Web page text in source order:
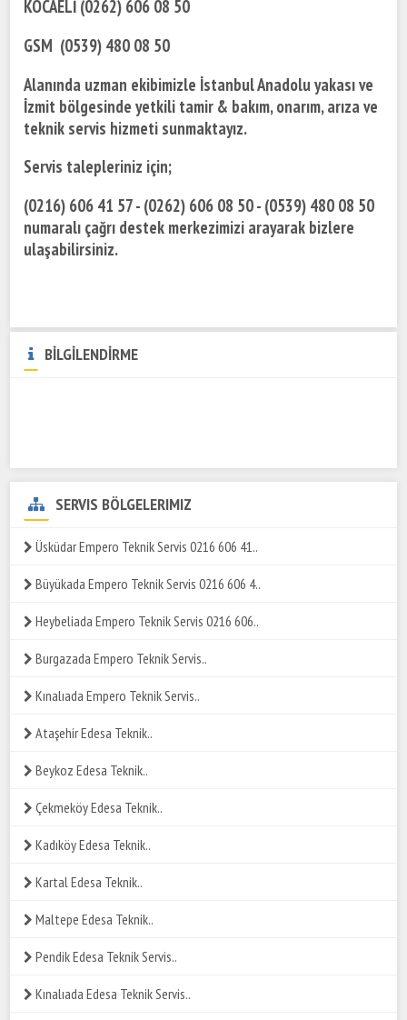
KOCAELİ (0262) 606 08 50
GSM (0539) 480 08 50
Alanında uzman ekibimizle İstanbul Anadolu yakası ve
İzmit bölgesinde yetkili tamir & bakım, onarım, arıza ve
teknik servis hizmeti sunmaktayız.
Servis talepleriniz için;
(0216) 606 41 57 - (0262) 606 08 50 - (0539) 480 08 50
numaralı çağrı destek merkezimizi arayarak bizlere
ulaşabilirsiniz.
BİLGİLENDİRME
SERVIS BÖLGELERIMIZ
Üsküdar Empero Teknik Servis 0216 606 41..
Büyükada Empero Teknik Servis 0216 606 4..
Heybeliada Empero Teknik Servis 0216 606..
Burgazada Empero Teknik Servis..
Kınalıada Empero Teknik Servis..
Ataşehir Edesa Teknik..
Beykoz Edesa Teknik..
Çekmeköy Edesa Teknik..
Kadıköy Edesa Teknik..
Kartal Edesa Teknik..
Maltepe Edesa Teknik..
Pendik Edesa Teknik Servis..
Kınalıada Edesa Teknik Servis..